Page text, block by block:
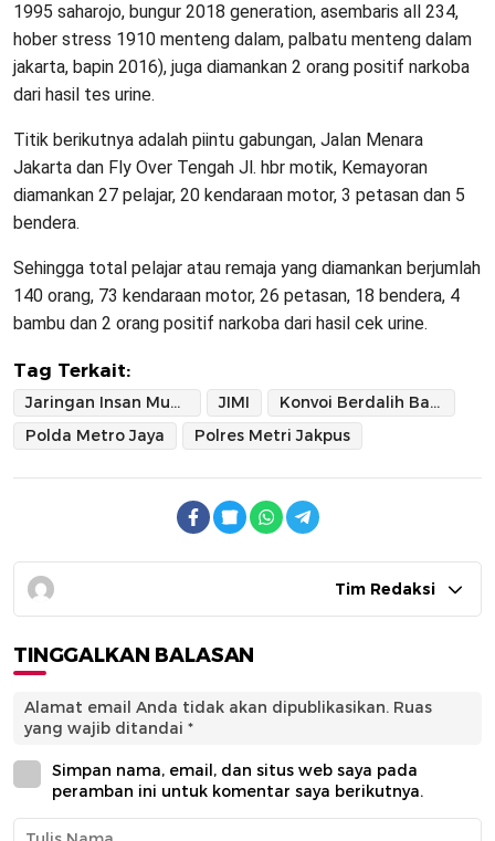
1995 saharojo, bungur 2018 generation, asembaris all 234,
hober stress 1910 menteng dalam, palbatu menteng dalam
jakarta, bapin 2016), juga diamankan 2 orang positif narkoba
dari hasil tes urine.
Titik berikutnya adalah piintu gabungan, Jalan Menara
Jakarta dan Fly Over Tengah Jl. hbr motik, Kemayoran
diamankan 27 pelajar, 20 kendaraan motor, 3 petasan dan 5
bendera.
Sehingga total pelajar atau remaja yang diamankan berjumlah
140 orang, 73 kendaraan motor, 26 petasan, 18 bendera, 4
bambu dan 2 orang positif narkoba dari hasil cek urine.
Tag Terkait:
Jaringan Insan Muda Indonesia JIMI
Konvoi Berdalih Bagi Takjil
Polda Metro Jaya
Polres Metri Jakpus
Tim Redaksi
TINGGALKAN BALASAN
Alamat email Anda tidak akan dipublikasikan. Ruas
yang wajib ditandai *
Simpan nama, email, dan situs web saya pada
peramban ini untuk komentar saya berikutnya.